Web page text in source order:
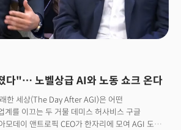
다"… 노벨상급 AI와 노동 쇼크 온다
한 세상(The Day After AGI)은 어떤
계를 이끄는 두 거물 데미스 허사비스 구글
모데이 앤트로픽 CEO가 한자리에 모여 AGI 도래